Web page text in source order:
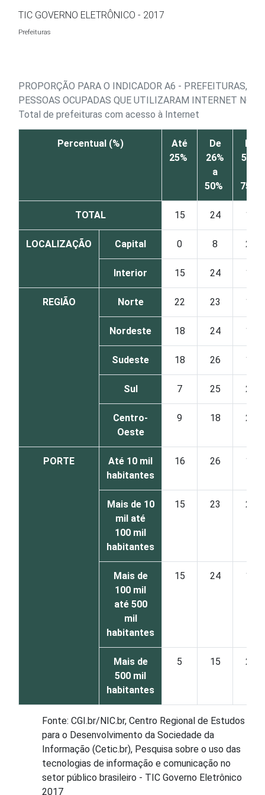
TIC GOVERNO ELETRÔNICO - 2017
Prefeituras
PROPORÇÃO PARA O INDICADOR A6 - PREFEITURAS,
PESSOAS OCUPADAS QUE UTILIZARAM INTERNET NOS
Total de prefeituras com acesso à Internet
Percentual (%)
Até
25%
De
26%
a
50%
De
51%
75%
TOTAL 15 24 19
LOCALIZAÇÃO Capital 0 8 23
Interior 15 24 19
REGIÃO Norte 22 23 17
Nordeste 18 24 18
Sudeste 18 26 16
Sul 7 25 22
Centro-
Oeste
9 18 24
PORTE
Até 10 mil
habitantes
16 26 18
Mais de 10
mil até
100 mil
habitantes
15 23 20
Mais de
100 mil
até 500
mil
habitantes
15 24 17
Mais de
500 mil
habitantes
5 15 25
Fonte: CGI.br/NIC.br, Centro Regional de Estudos
para o Desenvolvimento da Sociedade da
Informação (Cetic.br), Pesquisa sobre o uso das
tecnologias de informação e comunicação no
setor público brasileiro - TIC Governo Eletrônico
2017